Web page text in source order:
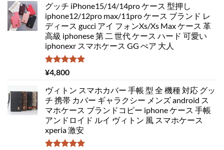
グッチ iPhone15/14/14pro ケース 型押し
iphone12/12pro max/11pro ケース ブランド レ
ディース gucci アイ フォンXs/Xs Max ケース 革
高級 iphonese 第 二 世代 ケース ハード 可愛い
iphonexr スマホケース GG ぺア 大人
5段階中
5.00
¥4,800
ヴィトン スマホカバー 手帳 型 全 機種 対応 グッ
チ 携帯 カバー ギャラクシー メンズ android ス
マホケース ブランドコピー iphone ケース 手帳
アンドロイド ルイ ヴィトン 風 スマホケース
xperia 激安